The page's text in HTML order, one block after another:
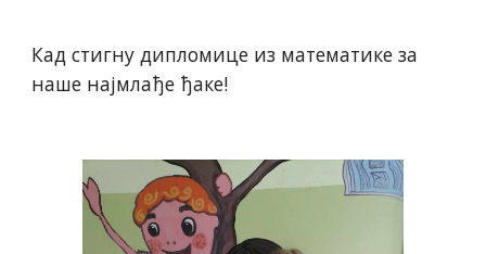
Кад стигну дипломице из математике за
наше најмлађе ђаке!